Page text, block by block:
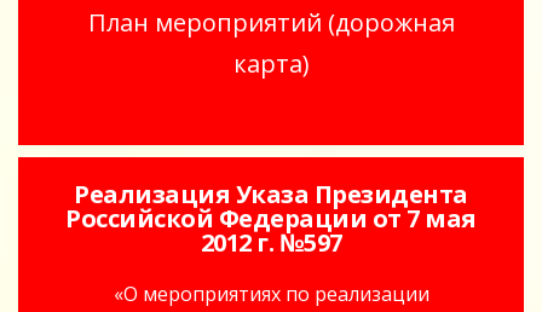
План мероприятий (дорожная
карта)
Реализация Указа Президента
Российской Федерации от 7 мая
2012 г. №597
«О мероприятиях по реализации